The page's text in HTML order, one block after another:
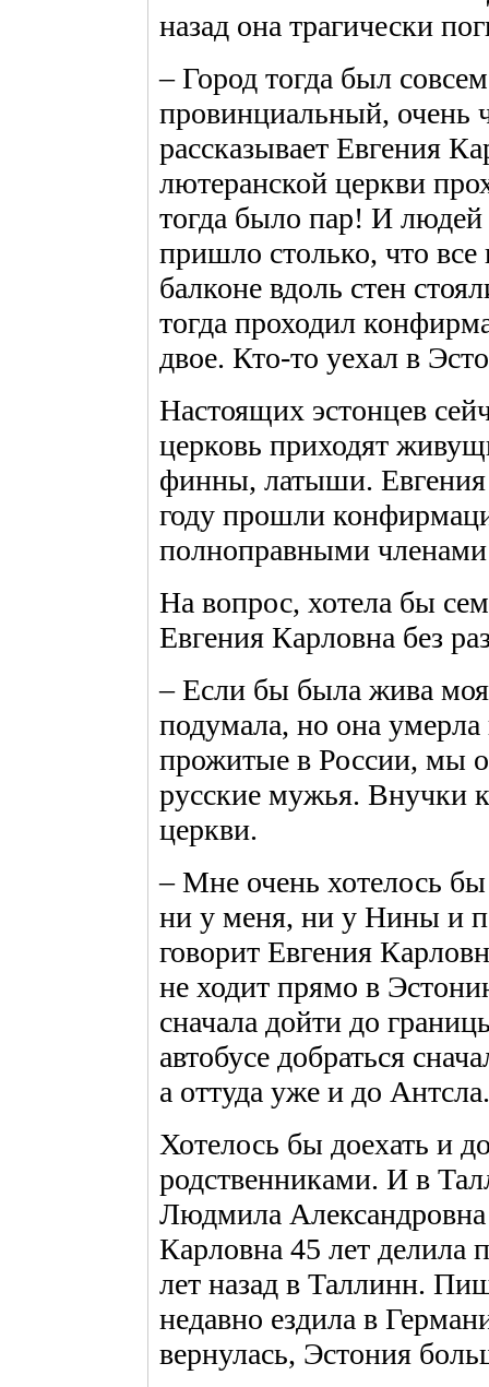
назад она трагически
– Город тогда был
провинциальный, очень
рассказывает Евгения
лютеранской церкви
тогда было пар! И
пришло столько, что
балконе вдоль стен
тогда проходил
двое. Кто-то уехал в
Настоящих эстонцев
церковь приходят
финны, латыши.
году прошли
полноправными
На вопрос, хотела бы
Евгения Карловна без
– Если бы была жива
подумала, но она умерла
прожитые в России, мы
русские мужья. Внучки
церкви.
– Мне очень хотелось
ни у меня, ни у Нины и
говорит Евгения
не ходит прямо в
сначала дойти до
автобусе добраться
а оттуда уже и до Антсла.
Хотелось бы доехать и
родственниками. И в
Людмила
Карловна 45 лет делила
лет назад в Таллинн.
недавно ездила в
вернулась, Эстония